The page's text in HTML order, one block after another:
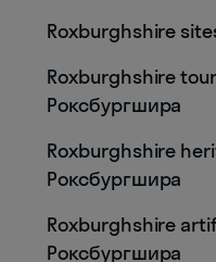
Roxburghshire
Roxburghshire
Роксбургшира
Roxburghshire
Роксбургшира
Roxburghshire
Роксбургшира